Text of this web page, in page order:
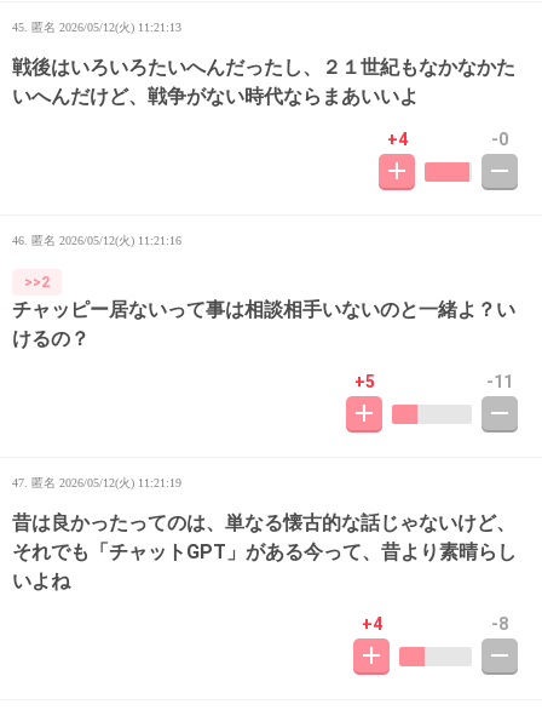
45. 匿名 2026/05/12(火) 11:21:13
戦後はいろいろたいへんだったし、２１世紀もなかなかた
いへんだけど、戦争がない時代ならまあいいよ
+4 -0
46. 匿名 2026/05/12(火) 11:21:16
>>2
チャッピー居ないって事は相談相手いないのと一緒よ？い
けるの？
+5 -11
47. 匿名 2026/05/12(火) 11:21:19
昔は良かったってのは、単なる懐古的な話じゃないけど、
それでも「チャットGPT」がある今って、昔より素晴らし
いよね
+4 -8